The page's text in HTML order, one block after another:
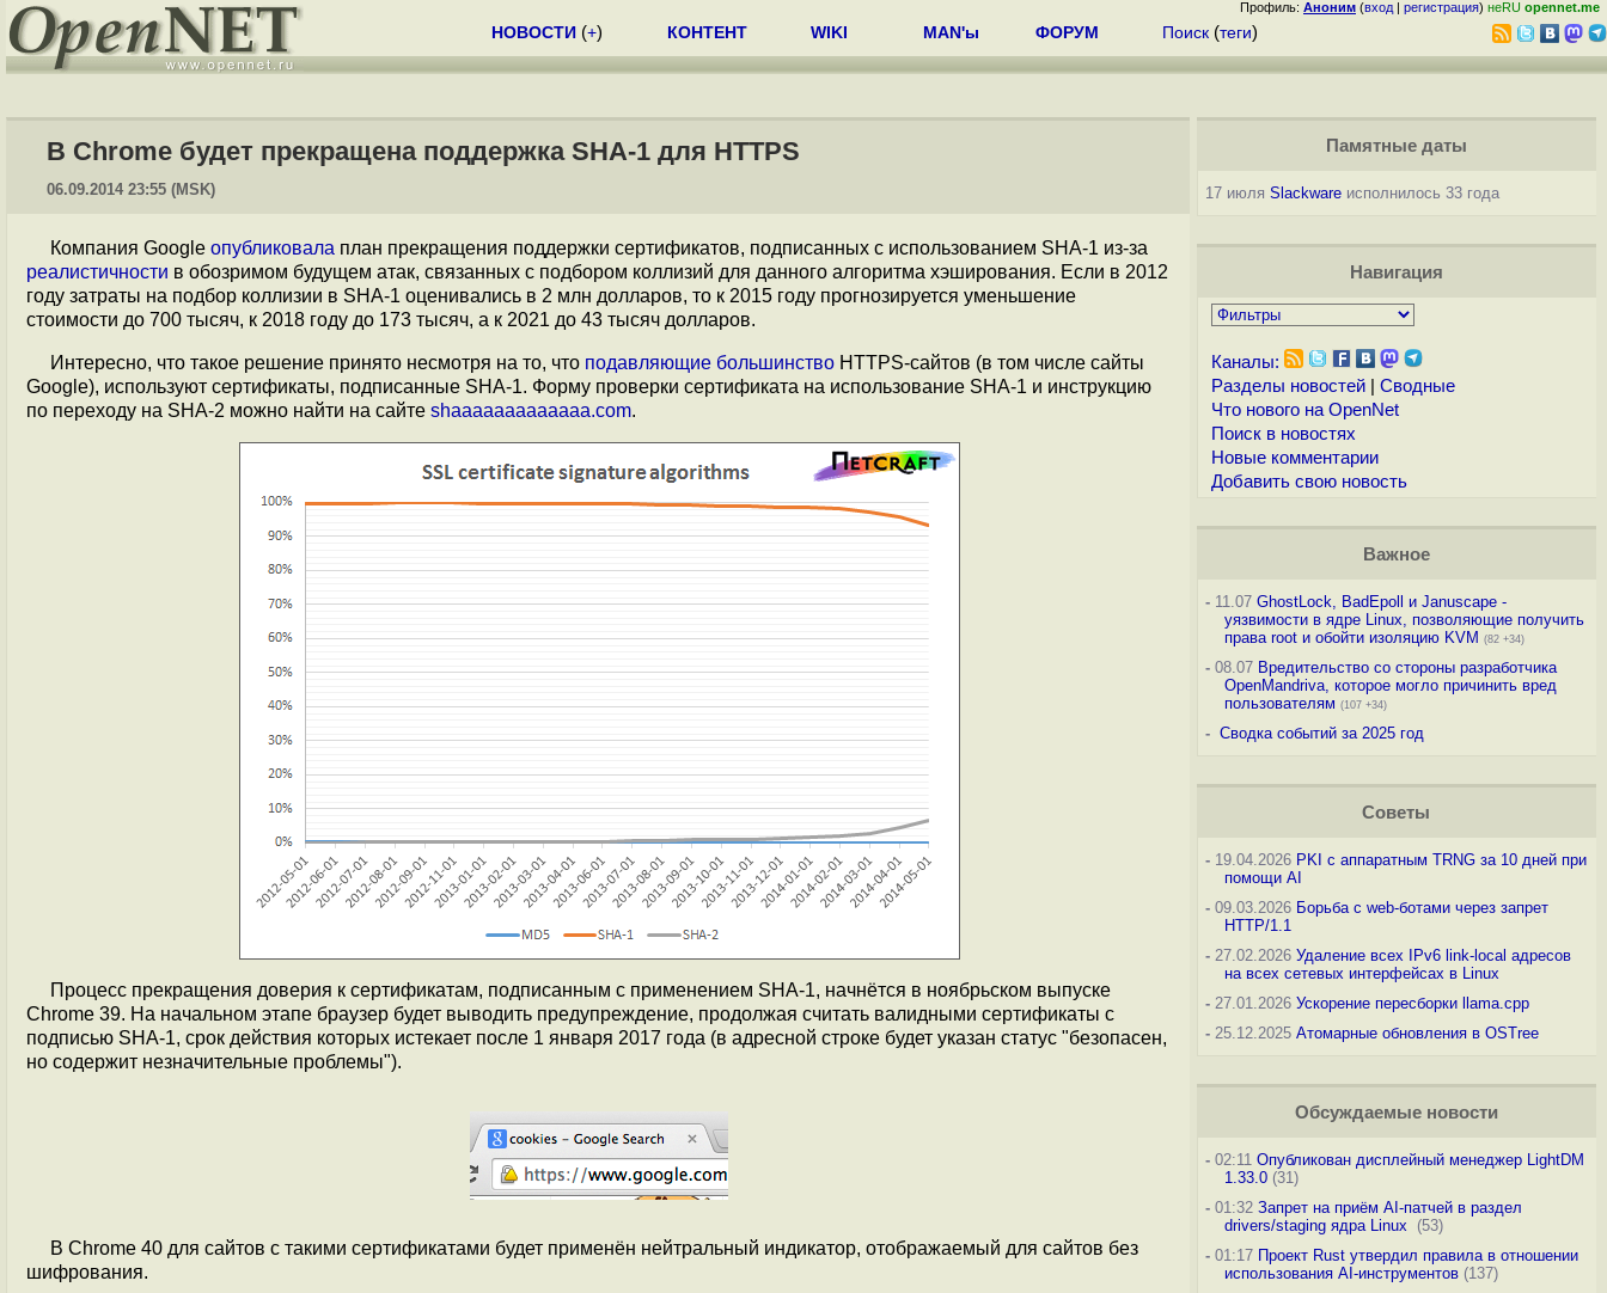
Профиль: Аноним (вход | регистрация) неRU opennet.me
НОВОСТИ (+) КОНТЕНТ WIKI MAN'ы ФОРУМ Поиск (теги)
В Chrome будет прекращена поддержка SHA-1 для HTTPS
06.09.2014 23:55 (MSK)
Компания Google опубликовала план прекращения поддержки сертификатов, подписанных с использованием SHA-1 из-за
реалистичности в обозримом будущем атак, связанных с подбором коллизий для данного алгоритма хэширования. Если в 2012
году затраты на подбор коллизии в SHA-1 оценивались в 2 млн долларов, то к 2015 году прогнозируется уменьшение
стоимости до 700 тысяч, к 2018 году до 173 тысяч, а к 2021 до 43 тысяч долларов.
Интересно, что такое решение принято несмотря на то, что подавляющие большинство HTTPS-сайтов (в том числе сайты
Google), используют сертификаты, подписанные SHA-1. Форму проверки сертификата на использование SHA-1 и инструкцию
по переходу на SHA-2 можно найти на сайте shaaaaaaaaaaaaa.com.
Процесс прекращения доверия к сертификатам, подписанным с применением SHA-1, начнётся в ноябрьском выпуске
Chrome 39. На начальном этапе браузер будет выводить предупреждение, продолжая считать валидными сертификаты c
подписью SHA-1, срок действия которых истекает после 1 января 2017 года (в адресной строке будет указан статус "безопасен,
но содержит незначительные проблемы").
В Chrome 40 для сайтов с такими сертификатами будет применён нейтральный индикатор, отображаемый для сайтов без
шифрования.
Памятные даты
17 июля Slackwareисполнилось 33 года
Навигация
Каналы:
Разделы новостей| Сводные
Что нового на OpenNet
Поиск в новостях
Новые комментарии
Добавить свою новость
Важное
-11.07 GhostLock, BadEpoll и Januscape -
уязвимости в ядре Linux, позволяющие получить
права root и обойти изоляцию KVM (82 +34)
-08.07 Вредительство со стороны разработчика
OpenMandriva, которое могло причинить вред
пользователям (107 +34)
- Сводка событий за 2025 год
Советы
-19.04.2026 PKI с аппаратным TRNG за 10 дней при
помощи AI
-09.03.2026 Борьба с web-ботами через запрет
HTTP/1.1
-27.02.2026 Удаление всех IPv6 link-local адресов
на всех сетевых интерфейсах в Linux
-27.01.2026 Ускорение пересборки llama.cpp
-25.12.2025 Атомарные обновления в OSTree
Обсуждаемые новости
-02:11 Опубликован дисплейный менеджер LightDM
1.33.0(31)
-01:32 Запрет на приём AI-патчей в раздел
drivers/staging ядра Linux
(53)
-01:17 Проект Rust утвердил правила в отношении
использования AI-инструментов(137)